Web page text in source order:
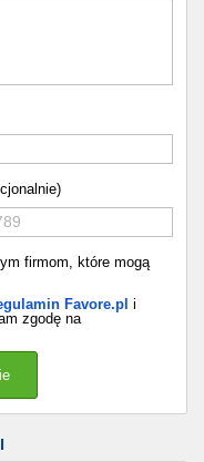
firmom, które mogą
Favore.pl i
zgodę na